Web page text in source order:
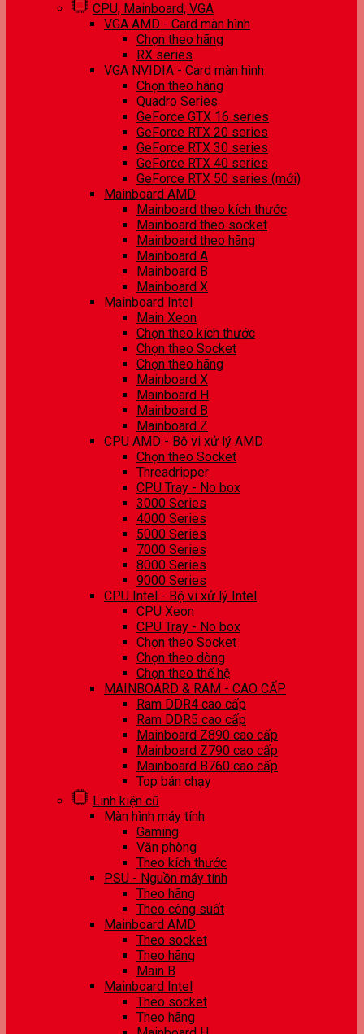
CPU, Mainboard, VGA
VGA AMD - Card màn hình
Chọn theo hãng
RX series
VGA NVIDIA - Card màn hình
Chọn theo hãng
Quadro Series
GeForce GTX 16 series
GeForce RTX 20 series
GeForce RTX 30 series
GeForce RTX 40 series
GeForce RTX 50 series (mới)
Mainboard AMD
Mainboard theo kích thước
Mainboard theo socket
Mainboard theo hãng
Mainboard A
Mainboard B
Mainboard X
Mainboard Intel
Main Xeon
Chọn theo kích thước
Chọn theo Socket
Chọn theo hãng
Mainboard X
Mainboard H
Mainboard B
Mainboard Z
CPU AMD - Bộ vi xử lý AMD
Chọn theo Socket
Threadripper
CPU Tray - No box
3000 Series
4000 Series
5000 Series
7000 Series
8000 Series
9000 Series
CPU Intel - Bộ vi xử lý Intel
CPU Xeon
CPU Tray - No box
Chọn theo Socket
Chọn theo dòng
Chọn theo thế hệ
MAINBOARD & RAM - CAO CẤP
Ram DDR4 cao cấp
Ram DDR5 cao cấp
Mainboard Z890 cao cấp
Mainboard Z790 cao cấp
Mainboard B760 cao cấp
Top bán chạy
Linh kiện cũ
Màn hình máy tính
Gaming
Văn phòng
Theo kích thước
PSU - Nguồn máy tính
Theo hãng
Theo công suất
Mainboard AMD
Theo socket
Theo hãng
Main B
Mainboard Intel
Theo socket
Theo hãng